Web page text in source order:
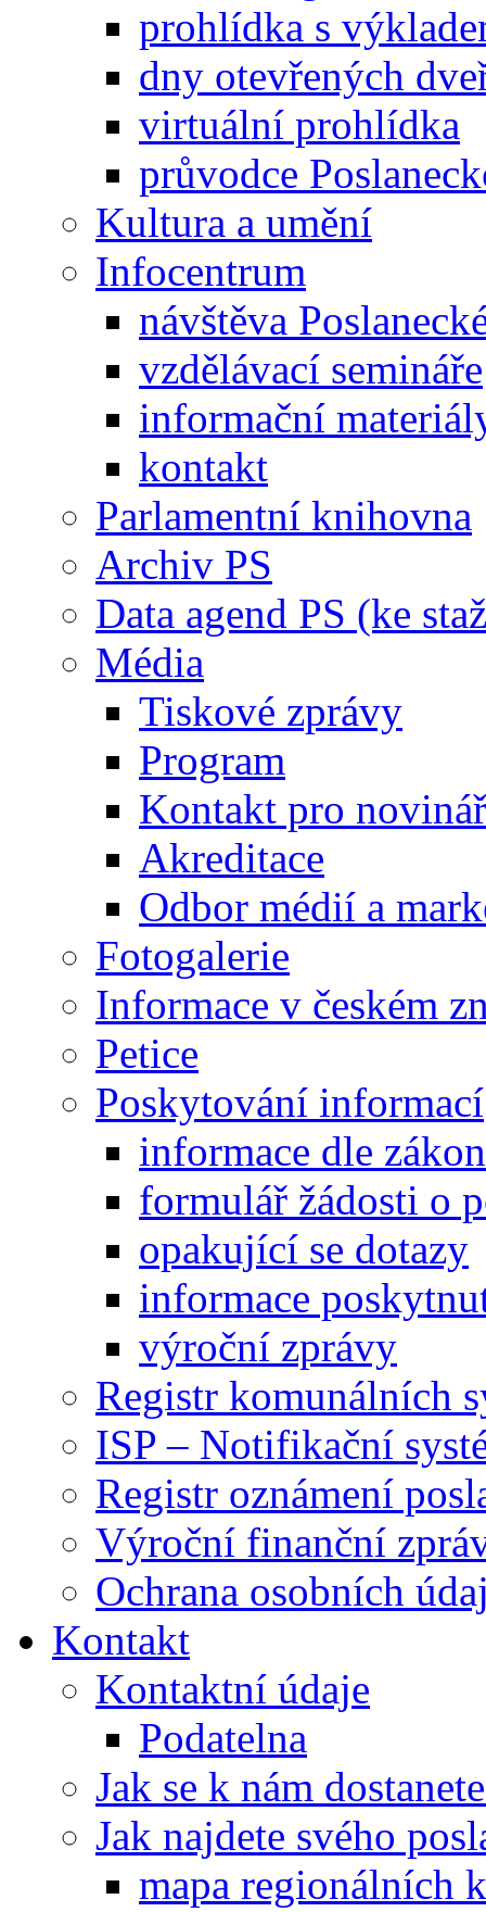
prohlídka s
dny otevřených
virtuální prohlídka
průvodce
Kultura a umění
Infocentrum
návštěva
vzdělávací semináře
informační
kontakt
Parlamentní knihovna
Archiv PS
Data agend PS (ke
Média
Tiskové zprávy
Program
Kontakt pro
Akreditace
Odbor médií a
Fotogalerie
Informace v českém
Petice
Poskytování informací
informace dle
formulář žádosti o
opakující se dotazy
informace
výroční zprávy
Registr komunálních
ISP – Notifikační
Registr oznámení
Výroční finanční
Ochrana osobních
Kontakt
Kontaktní údaje
Podatelna
Jak se k nám
Jak najdete svého
mapa regionálních